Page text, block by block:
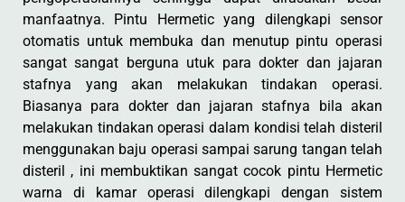
manfaatnya. Pintu Hermetic yang dilengkapi sensor
otomatis untuk membuka dan menutup pintu operasi
sangat sangat berguna utuk para dokter dan jajaran
stafnya yang akan melakukan tindakan operasi.
Biasanya para dokter dan jajaran stafnya bila akan
melakukan tindakan operasi dalam kondisi telah disteril
menggunakan baju operasi sampai sarung tangan telah
disteril , ini membuktikan sangat cocok pintu Hermetic
warna di kamar operasi dilengkapi dengan sistem